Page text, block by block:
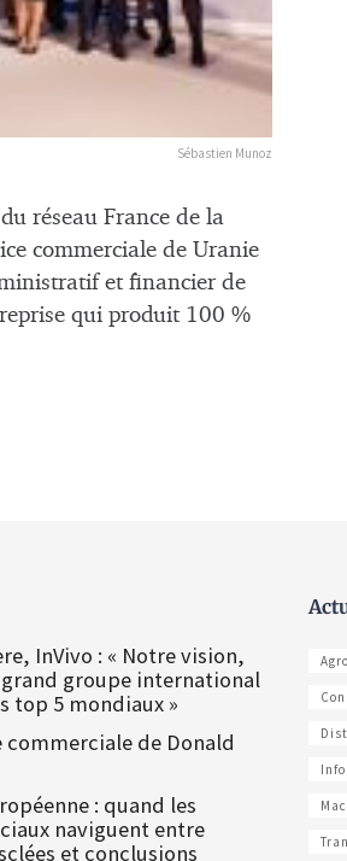
Sébastien Munoz
réseau France de la
commerciale de Uranie
et financier de
qui produit 100 %
InVivo : « Notre vision,
grand groupe international
top 5 mondiaux »
de Donald
: quand les
naviguent entre
et conclusions